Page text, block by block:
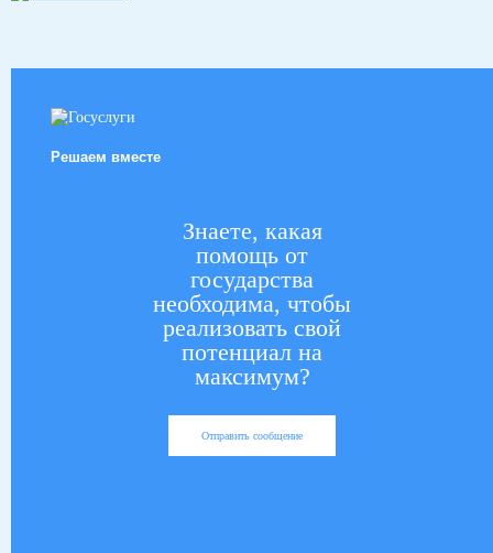
Решаем вместе
Знаете, какая
помощь от
государства
необходима, чтобы
реализовать свой
потенциал на
максимум?
Отправить сообщение